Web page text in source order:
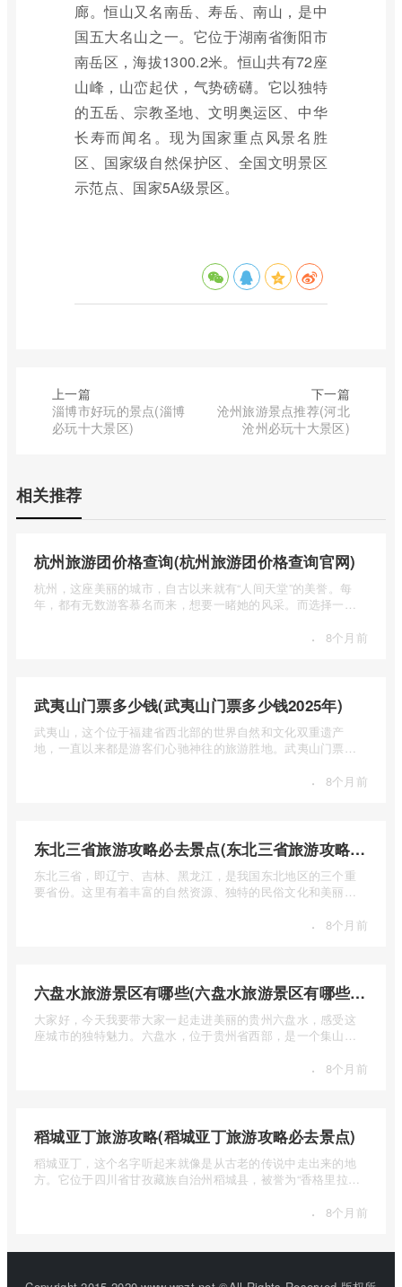
廊。恒山又名南岳、寿岳、南山，是中
国五大名山之一。它位于湖南省衡阳市
南岳区，海拔1300.2米。恒山共有72座
山峰，山峦起伏，气势磅礴。它以独特
的五岳、宗教圣地、文明奥运区、中华
长寿而闻名。现为国家重点风景名胜
区、国家级自然保护区、全国文明景区
示范点、国家5A级景区。
上一篇
淄博市好玩的景点(淄博
必玩十大景区)
下一篇
沧州旅游景点推荐(河北
沧州必玩十大景区)
相关推荐
杭州旅游团价格查询(杭州旅游团价格查询官网)
杭州，这座美丽的城市，自古以来就有“人间天堂”的美誉。每
年，都有无数游客慕名而来，想要一睹她的风采。而选择一个
· 8个月前
武夷山门票多少钱(武夷山门票多少钱2025年)
武夷山，这个位于福建省西北部的世界自然和文化双重遗产
地，一直以来都是游客们心驰神往的旅游胜地。武夷山门票多
· 8个月前
东北三省旅游攻略必去景点(东北三省旅游攻略必去景点视频介绍)
东北三省，即辽宁、吉林、黑龙江，是我国东北地区的三个重
要省份。这里有着丰富的自然资源、独特的民俗文化和美丽的
· 8个月前
六盘水旅游景区有哪些(六盘水旅游景区有哪些景点值得去)
大家好，今天我要带大家一起走进美丽的贵州六盘水，感受这
座城市的独特魅力。六盘水，位于贵州省西部，是一个集山水
· 8个月前
稻城亚丁旅游攻略(稻城亚丁旅游攻略必去景点)
稻城亚丁，这个名字听起来就像是从古老的传说中走出来的地
方。它位于四川省甘孜藏族自治州稻城县，被誉为“香格里拉的
· 8个月前